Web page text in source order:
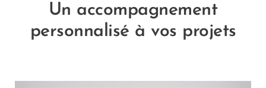
Un accompagnement
personnalisé à vos projets